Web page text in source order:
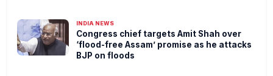
INDIA NEWS
Congress chief targets Amit Shah over
‘flood-free Assam’ promise as he attacks
BJP on floods